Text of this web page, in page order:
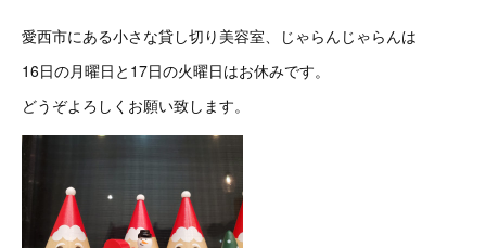
愛西市にある小さな貸し切り美容室、じゃらんじゃらんは
16日の月曜日と17日の火曜日はお休みです。
どうぞよろしくお願い致します。